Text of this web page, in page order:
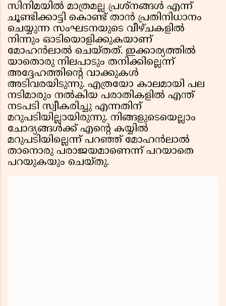
സിനിമയില്‍ മാത്രമല്ല പ്രശ്‌നങ്ങള്‍ എന്ന്
ചൂണ്ടിക്കാട്ടി കൊണ്ട് താന്‍ പ്രതിനിധാനം
ചെയ്യുന്ന സംഘടനയുടെ വീഴ്ചകളില്‍
നിന്നും ഓടിയൊളിക്കുകയാണ്
മോഹന്‍ലാല്‍ ചെയ്തത്. ഇക്കാര്യത്തില്‍
യാതൊരു നിലപാടും തനിക്കില്ലെന്ന്
അദ്ദേഹത്തിന്റെ വാക്കുകള്‍
അടിവരയിടുന്നു. എത്രയോ കാലമായി പല
നടിമാരും നല്‍കിയ പരാതികളില്‍ എന്ത്
നടപടി സ്വീകരിച്ചു എന്നതിന്
മറുപടിയില്ലായിരുന്നു. നിങ്ങളുടെയെല്ലാം
ചോദ്യങ്ങള്‍ക്ക് എന്റെ കയ്യില്‍
മറുപടിയില്ലെന്ന് പറഞ്ഞ് മോഹന്‍ലാല്‍
താനൊരു പരാജയമാണെന്ന് പറയാതെ
പറയുകയും ചെയ്തു.